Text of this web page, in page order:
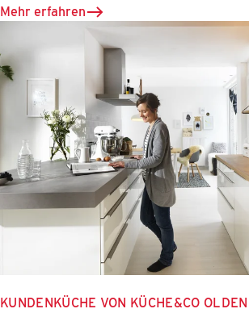
Mehr erfahren
KUNDENKÜCHE VON KÜCHE&CO